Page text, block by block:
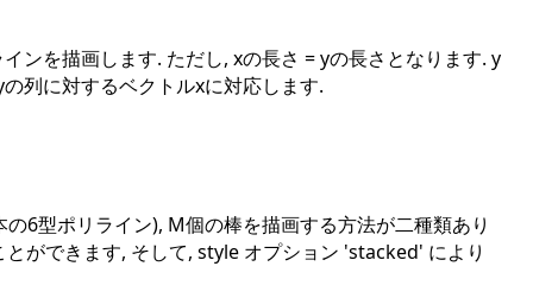
ンを描画します. ただし, xの長さ = yの長さとなります. y
列に対するベクトルxに対応します.
6型ポリライン), M個の棒を描画する方法が二種類あり
ができます, そして, style オプション 'stacked' により